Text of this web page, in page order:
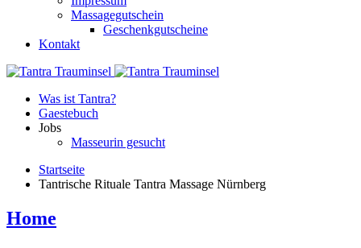
Massagegutschein
Geschenkgutscheine
Kontakt
Was ist Tantra?
Gaestebuch
Jobs
Masseurin gesucht
Startseite
Tantrische Rituale Tantra Massage Nürnberg
Home